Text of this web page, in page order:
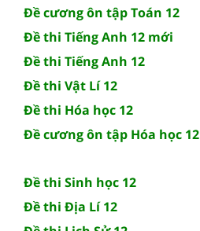
Đề cương ôn tập Toán 12
Đề thi Tiếng Anh 12 mới
Đề thi Tiếng Anh 12
Đề thi Vật Lí 12
Đề thi Hóa học 12
Đề cương ôn tập Hóa học 12
Đề thi Sinh học 12
Đề thi Địa Lí 12